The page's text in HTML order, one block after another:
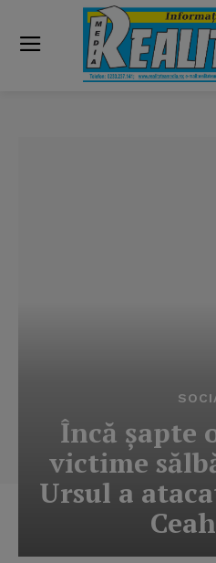
Încă şapte
victime
Ursul a